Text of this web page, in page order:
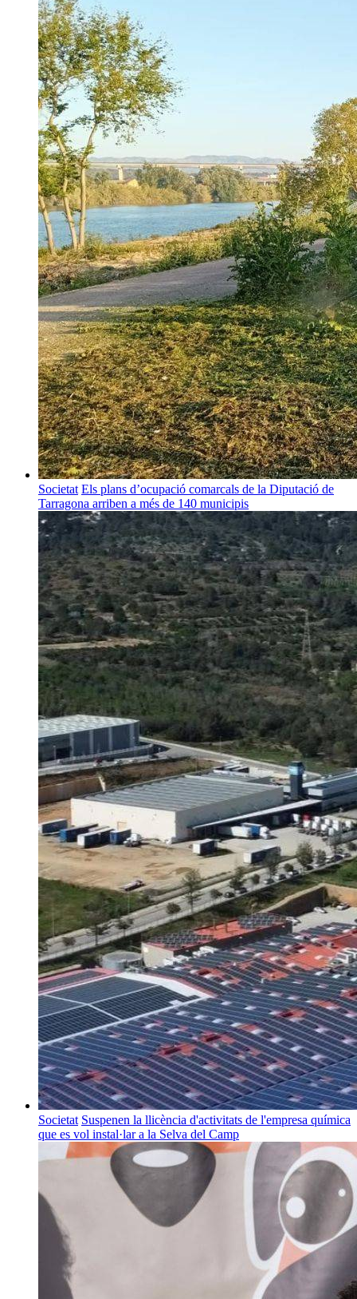
Societat Els plans d’ocupació comarcals de la Diputació de
Tarragona arriben a més de 140 municipis
Societat Suspenen la llicència d'activitats de l'empresa química
que es vol instal·lar a la Selva del Camp